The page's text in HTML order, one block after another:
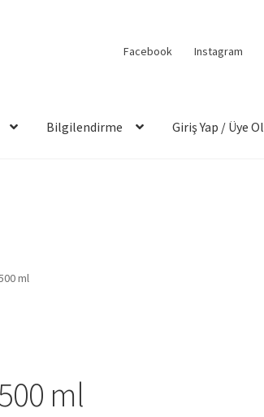
Facebook Instagram
Bilgilendirme Giriş Yap / Üye Ol
ml
ml